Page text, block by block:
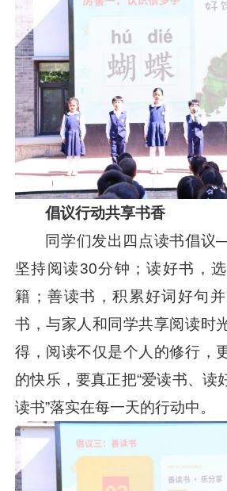
倡议行动共享书香
同学们发出四点读书倡
坚持阅读30分钟；读好书，
籍；善读书，积累好词好句
书，与家人和同学共享阅读时
得，阅读不仅是个人的修行，
的快乐，要真正把“爱读书、读
读书”落实在每一天的行动中。